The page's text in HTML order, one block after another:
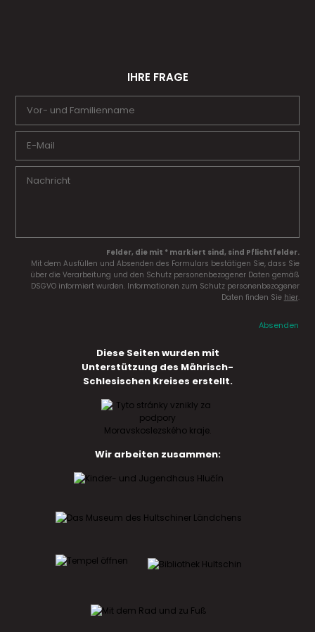
IHRE FRAGE
Felder, die mit * markiert sind, sind Pflichtfelder.
Mit dem Ausfüllen und Absenden des Formulars bestätigen Sie, dass Sie
über die Verarbeitung und den Schutz personenbezogener Daten gemäß
DSGVO informiert wurden. Informationen zum Schutz personenbezogener
Daten finden Sie hier.
Absenden
Diese Seiten wurden mit
Unterstützung des Mährisch-
Schlesischen Kreises erstellt.
Wir arbeiten zusammen: